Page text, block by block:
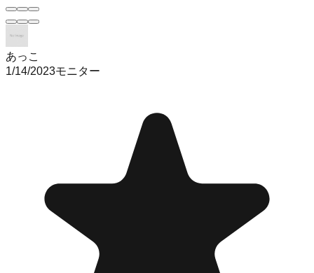
あっこ
1/14/2023モニター